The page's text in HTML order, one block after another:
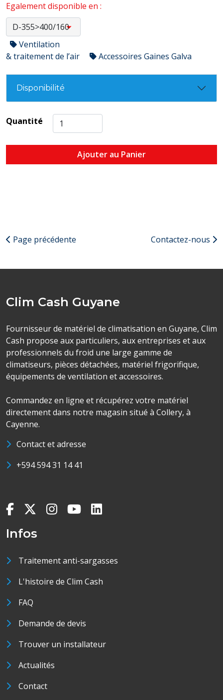
Egalement disponible en :
Ventilation
& traitement de l’air
Accessoires Gaines Galva
Disponibilité
Quantité
Ajouter au Panier
Page précédente Contactez-nous
Clim Cash Guyane
Fournisseur de matériel de climatisation en Guyane, Clim
Cash propose aux particuliers, aux entreprises et aux
professionnels du froid une large gamme de
climatiseurs, pièces détachées, matériel frigorifique,
équipements de ventilation et accessoires.
Commandez en ligne et récupérez votre matériel
directement dans notre magasin situé à Collery, à
Cayenne.
Contact et adresse
+594 594 31 14 41
Infos
Traitement anti-sargasses
L'histoire de Clim Cash
FAQ
Demande de devis
Trouver un installateur
Actualités
Contact